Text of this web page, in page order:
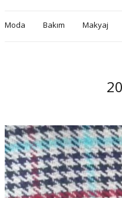
Moda Bakım Makyaj